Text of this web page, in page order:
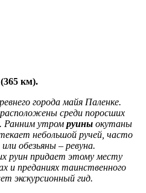
км).
города майя Паленке.
среди поросших
Ранним утром руины окутаны
небольшой ручей, часто
обезьяны – ревуна.
руин придает этому месту
и преданиях таинственного
экскурсионный гид.